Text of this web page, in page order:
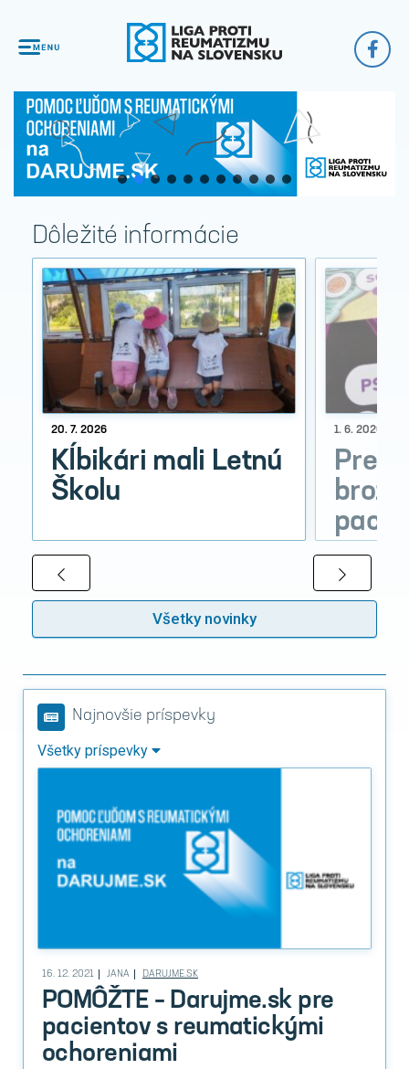
Dôležité informácie
20. 7. 2026
Kĺbikári mali Letnú
Školu
1. 6. 2026
Všetky novinky
Najnovšie príspevky
Všetky príspevky
16. 12. 2021 JANA DARUJME.SK
POMÔŽTE – Darujme.sk pre
pacientov s reumatickými
ochoreniami